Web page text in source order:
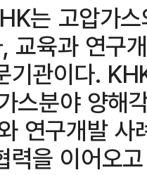
는 고압가
교육과 연구
기관이다.
스분야 양해
연구개발
력을 이어오